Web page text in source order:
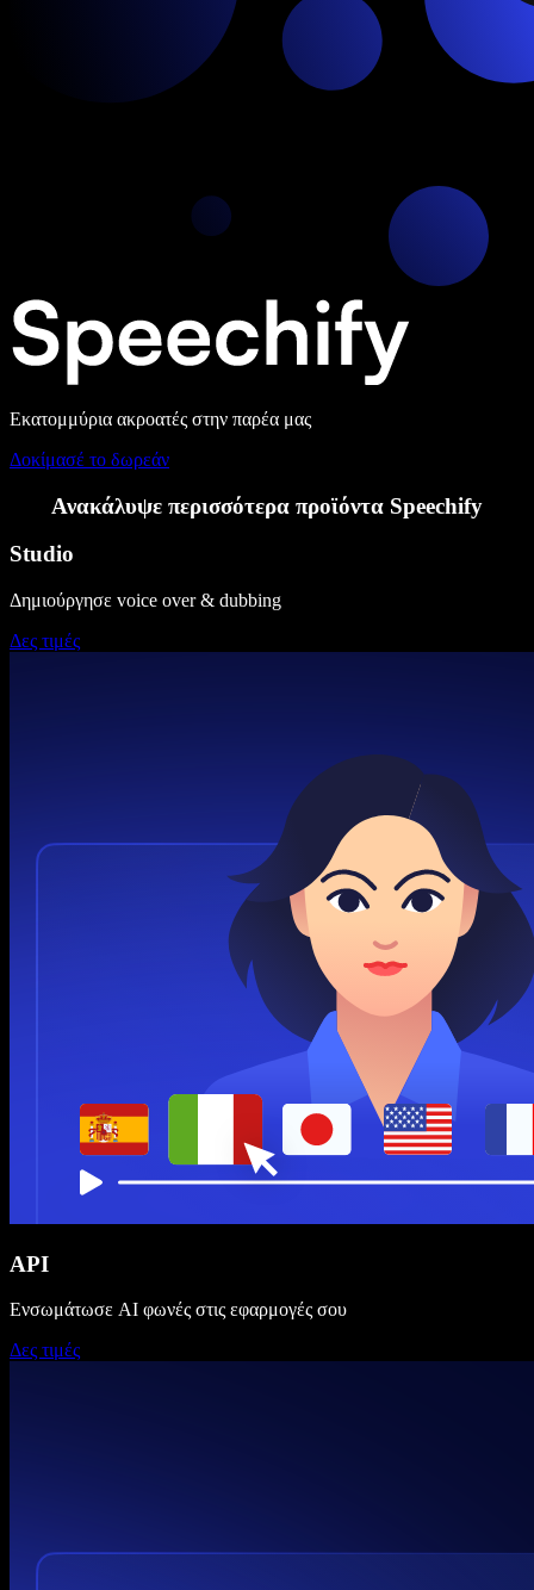
Εκατομμύρια ακροατές στην παρέα μας
Δοκίμασέ το δωρεάν
Ανακάλυψε περισσότερα προϊόντα Speechify
Studio
Δημιούργησε voice over & dubbing
Δες τιμές
API
Ενσωμάτωσε AI φωνές στις εφαρμογές σου
Δες τιμές